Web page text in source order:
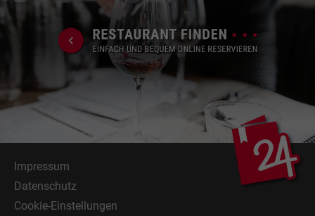
Impressum
Datenschutz
Cookie-Einstellungen